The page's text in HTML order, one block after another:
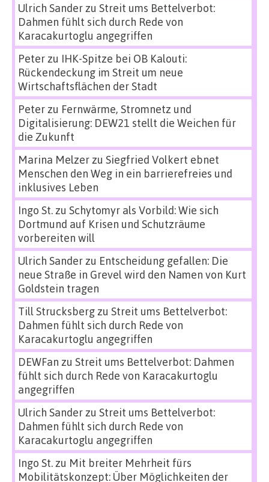
Ulrich Sanderzu Streit ums Bettelverbot:
Dahmen fühlt sich durch Rede von
Karacakurtoglu angegriffen
Peterzu IHK-Spitze bei OB Kalouti:
Rückendeckung im Streit um neue
Wirtschaftsflächen der Stadt
Peterzu Fernwärme, Stromnetz und
Digitalisierung: DEW21 stellt die Weichen für
die Zukunft
Marina Melzerzu Siegfried Volkert ebnet
Menschen den Weg in ein barrierefreies und
inklusives Leben
Ingo St.zu Schytomyr als Vorbild: Wie sich
Dortmund auf Krisen und Schutzräume
vorbereiten will
Ulrich Sanderzu Entscheidung gefallen: Die
neue Straße in Grevel wird den Namen von Kurt
Goldstein tragen
Till Strucksbergzu Streit ums Bettelverbot:
Dahmen fühlt sich durch Rede von
Karacakurtoglu angegriffen
DEWFan zu Streit ums Bettelverbot: Dahmen
fühlt sich durch Rede von Karacakurtoglu
angegriffen
Ulrich Sanderzu Streit ums Bettelverbot:
Dahmen fühlt sich durch Rede von
Karacakurtoglu angegriffen
Ingo St.zu Mit breiter Mehrheit fürs
Mobilitätskonzept: Über Möglichkeiten der